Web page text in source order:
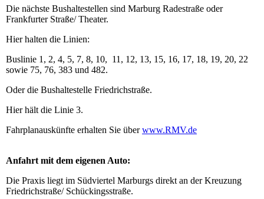
Die nächste Bushaltestellen sind Marburg Radestraße oder
Frankfurter Straße/ Theater.
Hier halten die Linien:
Buslinie 1, 2, 4, 5, 7, 8, 10, 11, 12, 13, 15, 16, 17, 18, 19, 20, 22
sowie 75, 76, 383 und 482.
Oder die Bushaltestelle Friedrichstraße.
Hier hält die Linie 3.
Fahrplanauskünfte erhalten Sie überwww.RMV.de
Anfahrt mit dem eigenen Auto:
Die Praxis liegt im Südviertel Marburgs direkt an der Kreuzung
Friedrichstraße/ Schückingsstraße.